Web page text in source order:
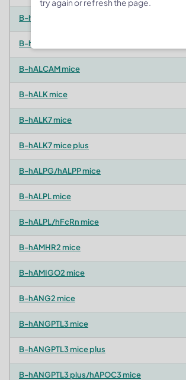
B-hALB plus/hFcRn mice
B-hALB plus/hFcRn, Rag2 KO mice
B-hALCAM mice
B-hALK mice
B-hALK7 mice
B-hALK7 mice plus
B-hALPG/hALPP mice
B-hALPL mice
B-hALPL/hFcRn mice
B-hAMHR2 mice
B-hAMIGO2 mice
B-hANG2 mice
B-hANGPTL3 mice
B-hANGPTL3 mice plus
B-hANGPTL3 plus/hAPOC3 mice